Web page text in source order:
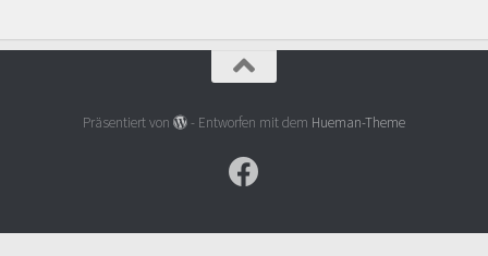
Präsentiert von - Entworfen mit dem Hueman-Theme